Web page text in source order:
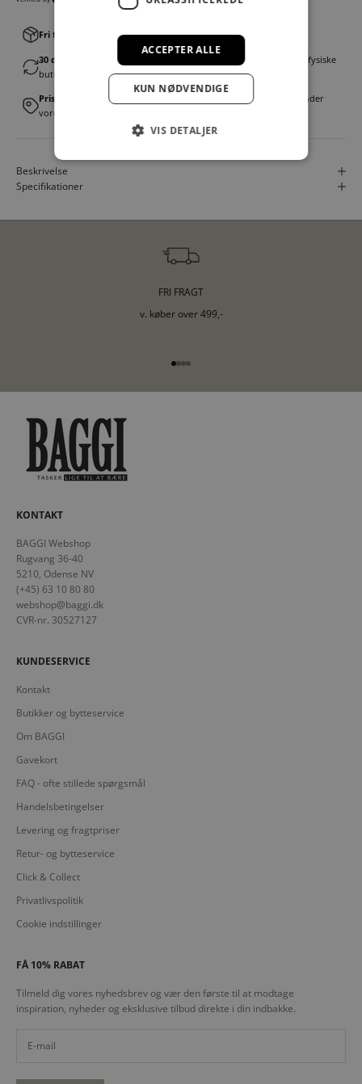
Fri fragt v. køb over 499,00 kr.│Levering 1-3 hverdage
30 dages fortrydelsesret
│Byt eller returner gratis i en af vores fysiske
butikker
Prismatch
│Vi tilbyder landsdækkende prisgaranti. Læs mere under
vores FAQ
Beskrivelse
Specifikationer
FRI FRAGT
v. køber over 499,-
Gå til element 1
Gå til element 2
Gå til element 3
Gå til element 4
KONTAKT
BAGGI Webshop
Rugvang 36-40
5210, Odense NV
(+45) 63 10 80 80
webshop@baggi.dk
CVR-nr. 30527127
KUNDESERVICE
Kontakt
Butikker og bytteservice
Om BAGGI
Gavekort
FAQ - ofte stillede spørgsmål
Handelsbetingelser
Levering og fragtpriser
Retur- og bytteservice
Click & Collect
Privatlivspolitik
Cookie indstillinger
FÅ 10% RABAT
Tilmeld dig vores nyhedsbrev og vær den første til at modtage
inspiration, nyheder og eksklusive tilbud direkte i din indbakke.
ACCEPTER ALLE
KUN NØDVENDIGE
VIS DETALJER